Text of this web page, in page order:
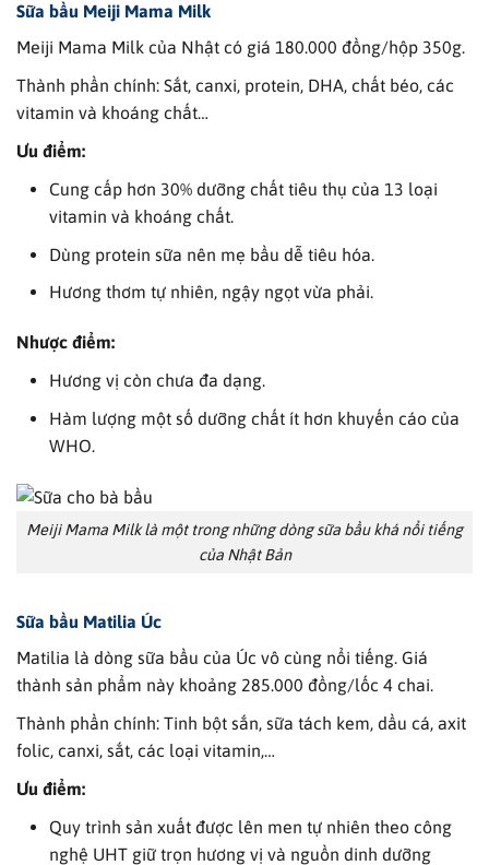
Sữa bầu Meiji Mama Milk
Meiji Mama Milk của Nhật có giá 180.000 đồng/hộp 350g.
Thành phần chính: Sắt, canxi, protein, DHA, chất béo, các
vitamin và khoáng chất…
Ưu điểm:
Cung cấp hơn 30% dưỡng chất tiêu thụ của 13 loại
vitamin và khoáng chất.
Dùng protein sữa nên mẹ bầu dễ tiêu hóa.
Hương thơm tự nhiên, ngậy ngọt vừa phải.
Nhược điểm:
Hương vị còn chưa đa dạng.
Hàm lượng một số dưỡng chất ít hơn khuyến cáo của
WHO.
Meiji Mama Milk là một trong những dòng sữa bầu khá nổi tiếng
của Nhật Bản
Sữa bầu Matilia Úc
Matilia là dòng sữa bầu của Úc vô cùng nổi tiếng. Giá
thành sản phẩm này khoảng 285.000 đồng/lốc 4 chai.
Thành phần chính: Tinh bột sắn, sữa tách kem, dầu cá, axit
folic, canxi, sắt, các loại vitamin,…
Ưu điểm:
Quy trình sản xuất được lên men tự nhiên theo công
nghệ UHT giữ trọn hương vị và nguồn dinh dưỡng